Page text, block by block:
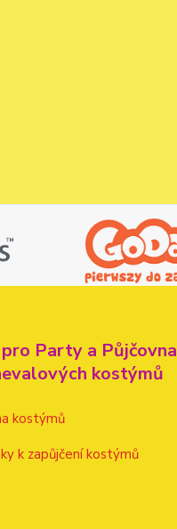
Party a Půjčovna
kostýmů
kostýmů
k zapůjčení kostýmů